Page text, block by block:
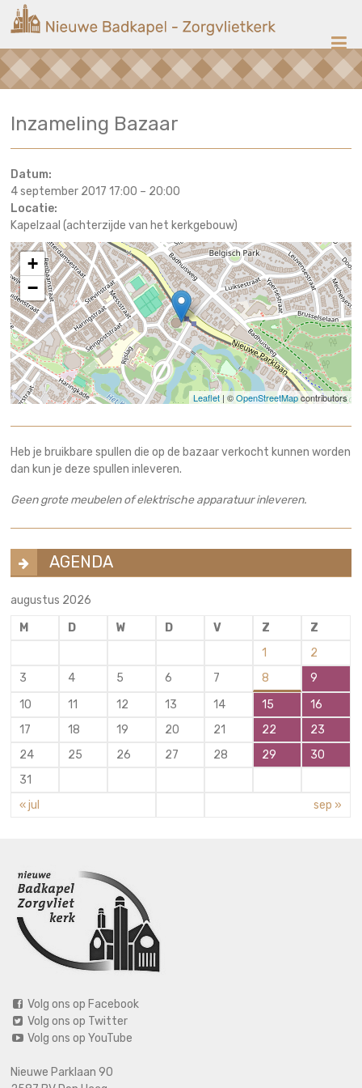
naar
inhoud
Nieuwe
Badkapel
op
Inzameling Bazaar
Datum:
4 september 2017 17:00 – 20:00
Locatie:
Kapelzaal (achterzijde van het kerkgebouw)
+
−
Leaflet| ©OpenStreetMapcontributors
Heb je bruikbare spullen die op de bazaar verkocht kunnen worden
dan kun je deze spullen inleveren.
Geen grote meubelen of elektrische apparatuur inleveren.
AGENDA
augustus 2026
M
D W D V Z
Z
1
2
3
4 5 6 7 8
9
10
11 12 13 14 15
16
17
18 19 20 21 22
23
24
25 26 27 28 29
30
31
« jul
sep »
Volg ons op Facebook
Volg ons op Twitter
Volg ons op YouTube
Nieuwe Parklaan 90